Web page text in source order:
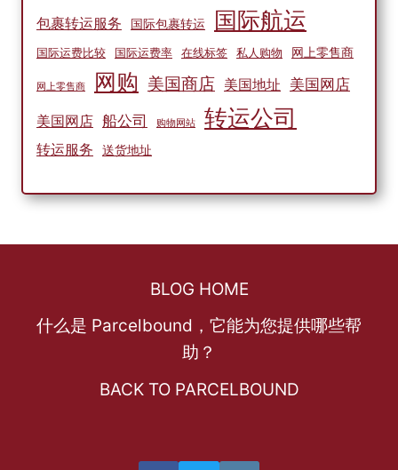
包裹转运服务 国际包裹转运 国际航运
国际运费比较 国际运费率 在线标签 私人购物 网上零售商
网上零售商 网购 美国商店 美国地址 美国网店
美国网店 船公司 购物网站 转运公司
转运服务 送货地址
BLOG HOME
什么是 Parcelbound，它能为您提供哪些帮
助？
BACK TO PARCELBOUND